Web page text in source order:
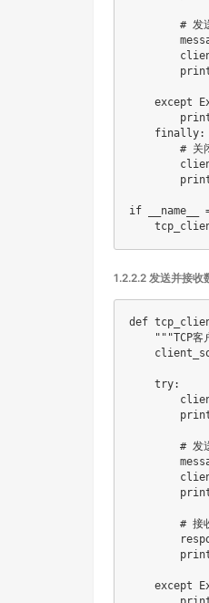
# 发
except
finally:
# 关
if __name__
1.2.2.2 发送并接收
def
"""TCP客
try:
# 发
# 接
except